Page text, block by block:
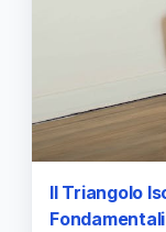
Il Triangolo